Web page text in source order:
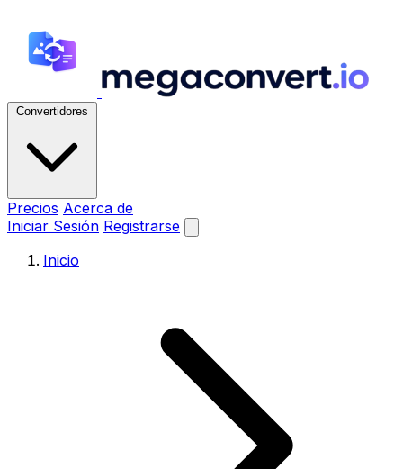
Convertidores
Precios Acerca de
Iniciar Sesión Registrarse
Inicio